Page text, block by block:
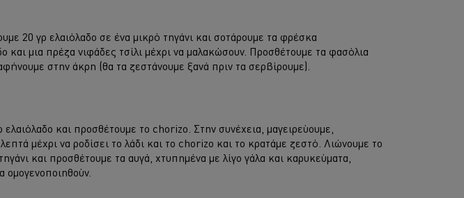
20 γρ ελαιόλαδο σε ένα μικρό τηγάνι και σοτάρουμε τα φρέσκα
και μια πρέζα νιφάδες τσίλι μέχρι να μαλακώσουν. Προσθέτουμε τα φασόλια
στην άκρη (θα τα ζεστάνουμε ξανά πριν τα σερβίρουμε).
ελαιόλαδο και προσθέτουμε το chorizo. Στην συνέχεια, μαγειρεύουμε,
μέχρι να ροδίσει το λάδι και το chorizo και το κρατάμε ζεστό. Λιώνουμε το
και προσθέτουμε τα αυγά, χτυπημένα με λίγο γάλα και καρυκεύματα,
ομογενοποιηθούν.